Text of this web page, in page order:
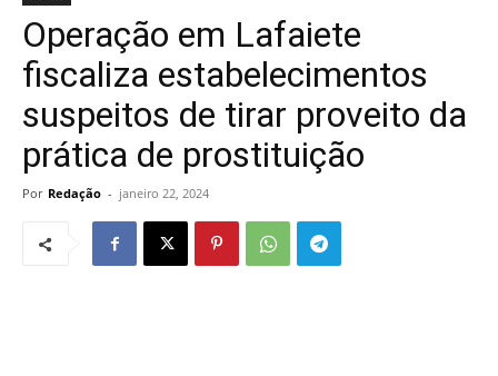
Operação em Lafaiete
fiscaliza estabelecimentos
suspeitos de tirar proveito da
prática de prostituição
Por Redação - janeiro 22, 2024